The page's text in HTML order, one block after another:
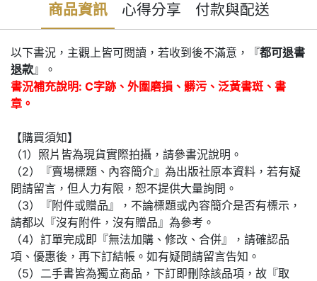
商品資訊 心得分享 付款與配送
以下書況，主觀上皆可閱讀，若收到後不滿意，『都可退書
退款』。
書況補充說明: C字跡、外圍磨損、髒污、泛黃書斑、書
章。
【購買須知】
（1）照片皆為現貨實際拍攝，請參書況說明。
（2）『賣場標題、內容簡介』為出版社原本資料，若有疑
問請留言，但人力有限，恕不提供大量詢問。
（3）『附件或贈品』，不論標題或內容簡介是否有標示，
請都以『沒有附件，沒有贈品』為參考。
（4）訂單完成即『無法加購、修改、合併』，請確認品
項、優惠後，再下訂結帳。如有疑問請留言告知。
（5）二手書皆為獨立商品，下訂即刪除該品項，故『取